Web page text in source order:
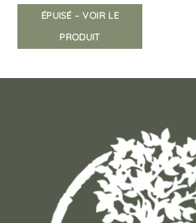
ÉPUISÉ – VOIR LE
PRODUIT